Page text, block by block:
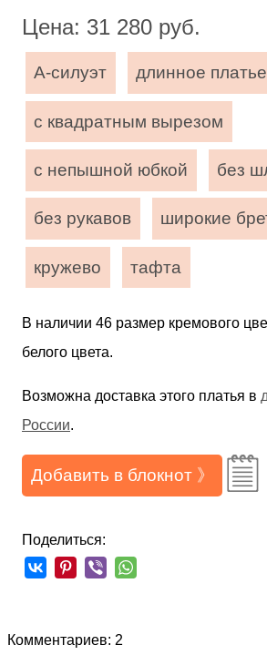
Цена: 31 280 руб.
А-силуэт длинное платье
с квадратным вырезом
с непышной юбкой без
без рукавов широкие
кружево тафта
В наличии 46 размер кремового
белого цвета.
Возможна доставка этого платья в
России.
Добавить в блокнот 》
Поделиться:
Комментариев: 2